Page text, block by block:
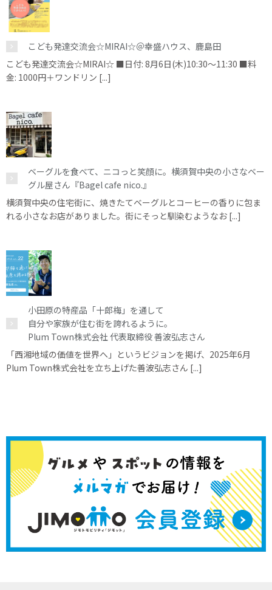
こども発達交流会☆MIRAI☆＠幸盛ハウス、鹿島田
こども発達交流会☆MIRAI☆ ■日付: 8月6日(木)10:30～11:30 ■料
金: 1000円＋ワンドリン [...]
ベーグルを食べて、ニコっと笑顔に。横須賀中央の小さなベー
グル屋さん『Bagel cafe nico.』
横須賀中央の住宅街に、焼きたてベーグルとコーヒーの香りに包ま
れる小さなお店がありました。街にそっと馴染むようなお [...]
小田原の特産品「十郎梅」を通して
自分や家族が住む街を誇れるように。
Plum Town株式会社 代表取締役 善波弘志さん
「西湘地域の価値を世界へ」というビジョンを掲げ、2025年6月
Plum Town株式会社を立ち上げた善波弘志さん [...]